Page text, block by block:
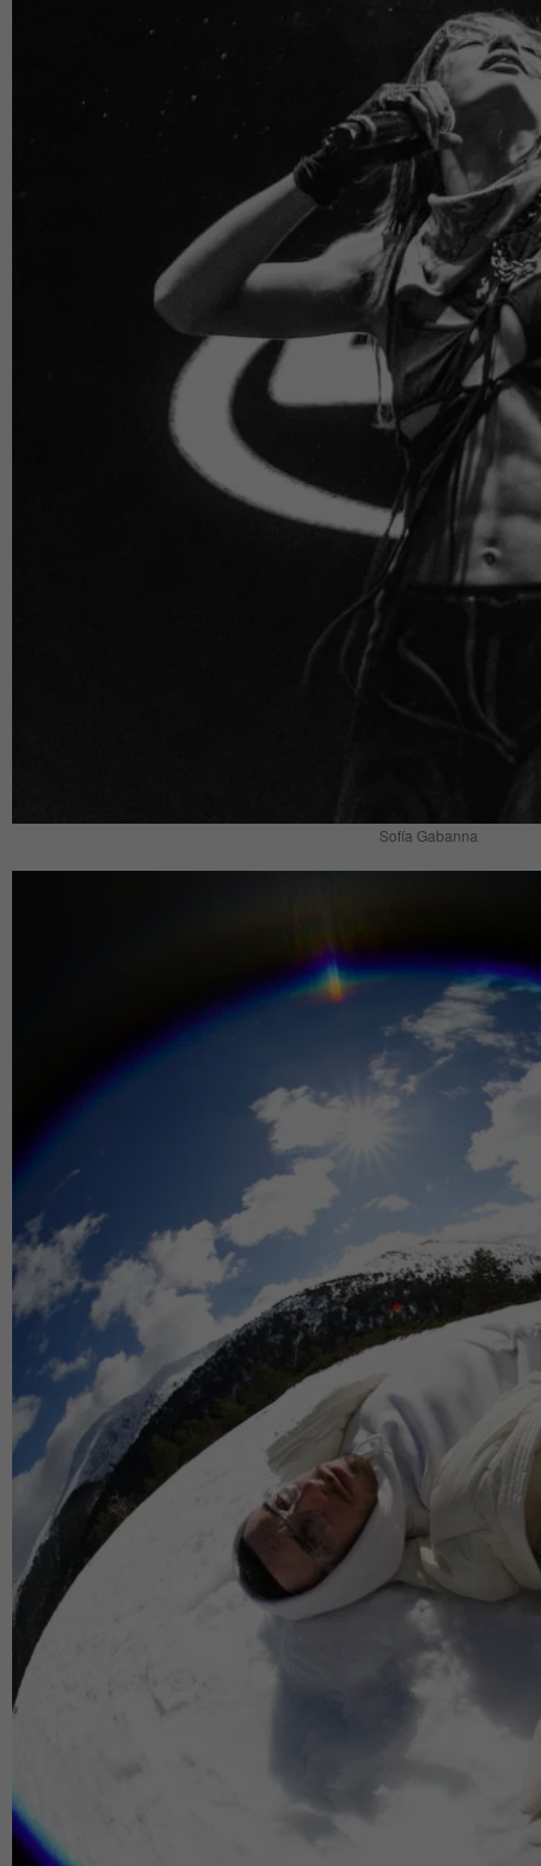
Sofía Gabanna